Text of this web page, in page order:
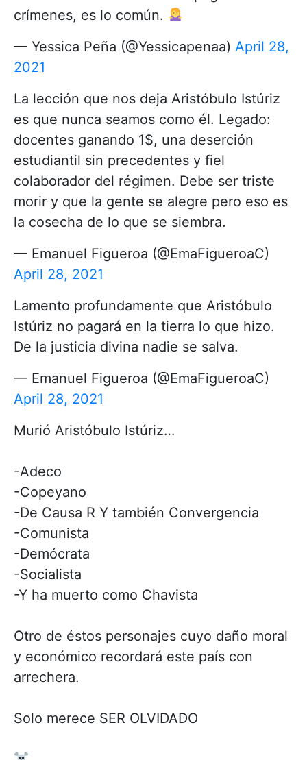
crímenes, es lo común.
— Yessica Peña (@Yessicapenaa) April 28,
2021
La lección que nos deja Aristóbulo Istúriz
es que nunca seamos como él. Legado:
docentes ganando 1$, una deserción
estudiantil sin precedentes y fiel
colaborador del régimen. Debe ser triste
morir y que la gente se alegre pero eso es
la cosecha de lo que se siembra.
— Emanuel Figueroa (@EmaFigueroaC)
April 28, 2021
Lamento profundamente que Aristóbulo
Istúriz no pagará en la tierra lo que hizo.
De la justicia divina nadie se salva.
— Emanuel Figueroa (@EmaFigueroaC)
April 28, 2021
Murió Aristóbulo Istúriz…
-Adeco
-Copeyano
-De Causa R Y también Convergencia
-Comunista
-Demócrata
-Socialista
-Y ha muerto como Chavista
Otro de éstos personajes cuyo daño moral
y económico recordará este país con
arrechera.
Solo merece SER OLVIDADO